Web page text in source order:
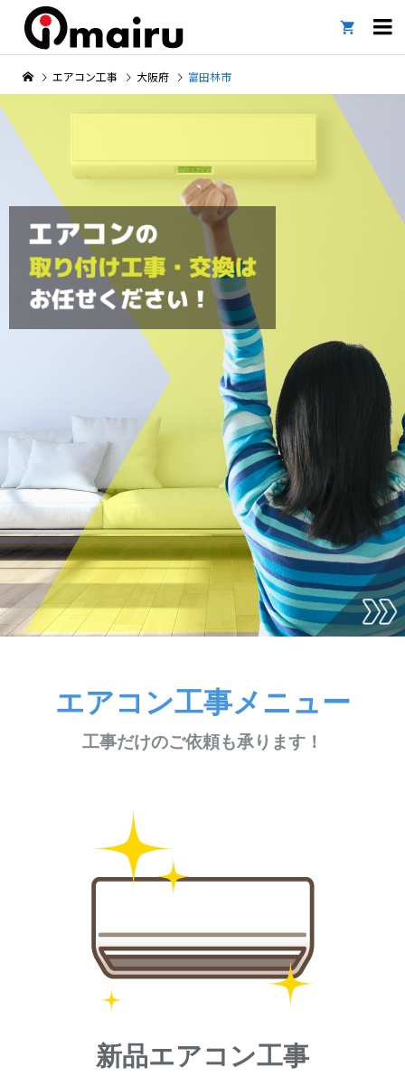

エアコン工事 大阪府 富田林市
エアコン工事メニュー
工事だけのご依頼も承ります！
新品エアコン工事